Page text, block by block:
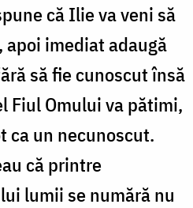
că Ilie va veni să
imediat adaugă
să fie cunoscut însă
Fiul Omului va pătimi,
ca un necunoscut.
că printre
lumii se numără nu